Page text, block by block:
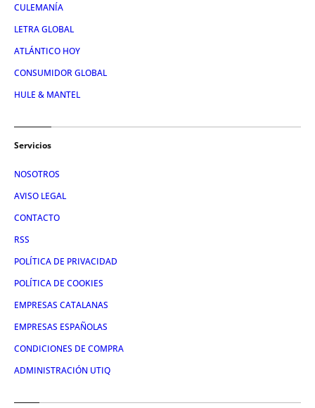
CULEMANÍA
LETRA GLOBAL
ATLÁNTICO HOY
CONSUMIDOR GLOBAL
HULE & MANTEL
Servicios
NOSOTROS
AVISO LEGAL
CONTACTO
RSS
POLÍTICA DE PRIVACIDAD
POLÍTICA DE COOKIES
EMPRESAS CATALANAS
EMPRESAS ESPAÑOLAS
CONDICIONES DE COMPRA
ADMINISTRACIÓN UTIQ